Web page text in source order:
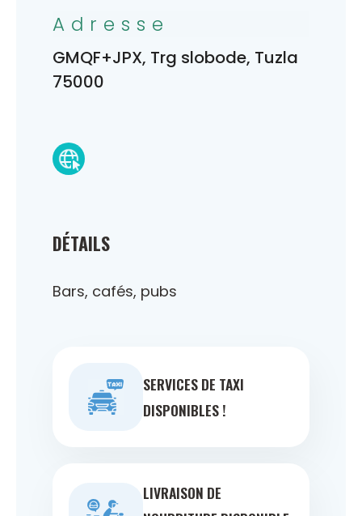
DÉTAILS
Bars, cafés, pubs
SERVICES DE TAXI
DISPONIBLES !
LIVRAISON DE
Adresse
GMQF+JPX, Trg slobode, Tuzla
75000